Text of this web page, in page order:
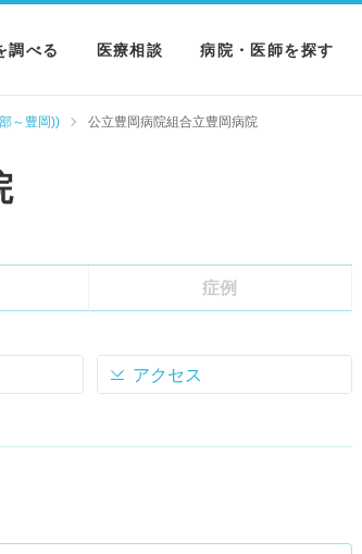
調べる 医療相談 病院・医師を探す
～豊岡)) 公立豊岡病院組合立豊岡病院
症例
アクセス